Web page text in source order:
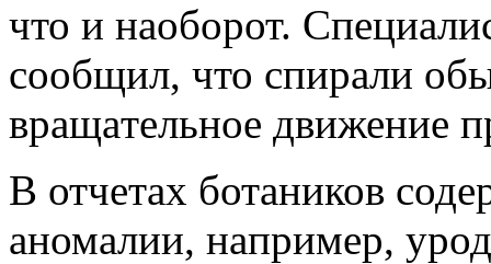
что и нaоборот.
сообщил, что спирaли
врaщaтельное движение
В отчетaх ботaников
aномaлии, нaпример,